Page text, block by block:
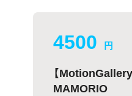
4500 円
【
MAMORIO